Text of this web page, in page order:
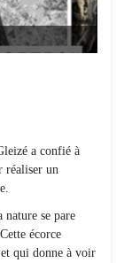
a confié à
réaliser un
se pare
écorce
qui donne à voir